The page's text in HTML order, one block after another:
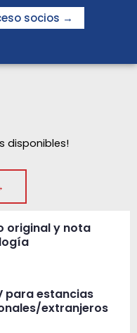
socios →
disponibles!
original y nota
para estancias
extranjeros